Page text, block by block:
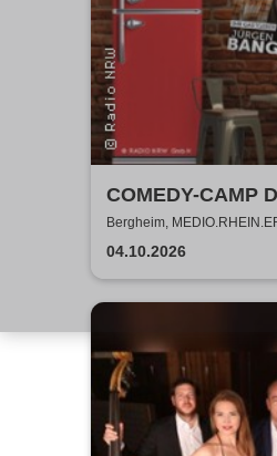
COMEDY-CAMP
Bergheim,
04.10.2026